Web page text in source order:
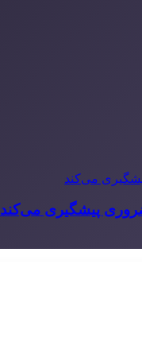
پیشگیری می‌کند